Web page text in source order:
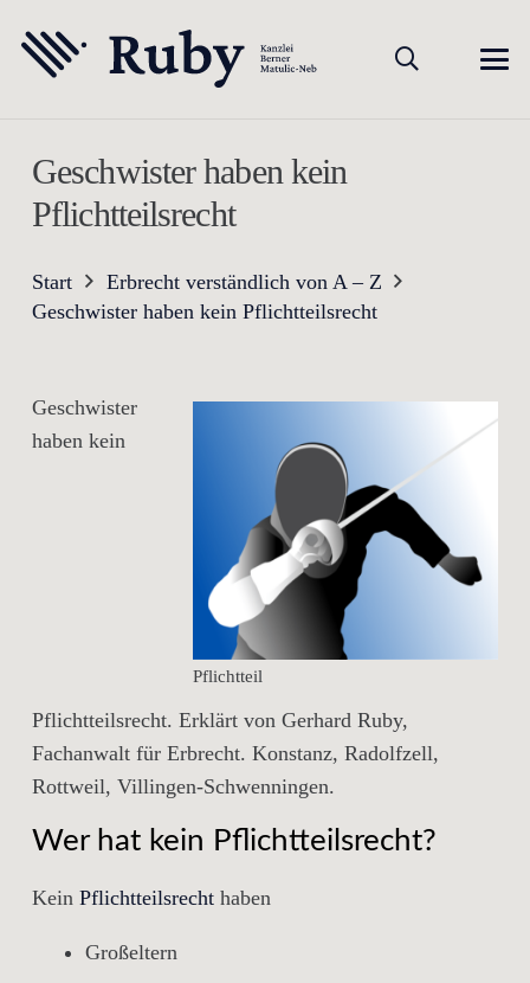
Geschwister haben kein
Pflichtteilsrecht
Start
Erbrecht verständlich von A – Z
Geschwister haben kein Pflichtteilsrecht
Pflichtteil
Geschwister
haben kein
Pflichtteilsrecht. Erklärt von Gerhard Ruby,
Fachanwalt für Erbrecht. Konstanz, Radolfzell,
Rottweil, Villingen-Schwenningen.
Wer hat kein Pflichtteilsrecht?
Kein Pflichtteilsrecht haben
Großeltern